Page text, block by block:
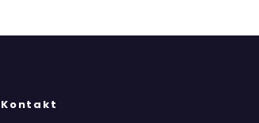
Kontakt